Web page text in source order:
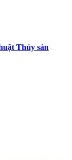
Thủy sản